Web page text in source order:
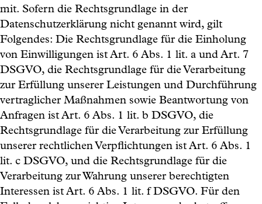
mit. Sofern die Rechtsgrundlage in der
Datenschutzerklärung nicht genannt wird, gilt
Folgendes: Die Rechtsgrundlage für die Einholung
von Einwilligungen ist Art. 6 Abs. 1 lit. a und Art. 7
DSGVO, die Rechtsgrundlage für die Verarbeitung
zur Erfüllung unserer Leistungen und Durchführung
vertraglicher Maßnahmen sowie Beantwortung von
Anfragen ist Art. 6 Abs. 1 lit. b DSGVO, die
Rechtsgrundlage für die Verarbeitung zur Erfüllung
unserer rechtlichen Verpflichtungen ist Art. 6 Abs. 1
lit. c DSGVO, und die Rechtsgrundlage für die
Verarbeitung zur Wahrung unserer berechtigten
Interessen ist Art. 6 Abs. 1 lit. f DSGVO. Für den